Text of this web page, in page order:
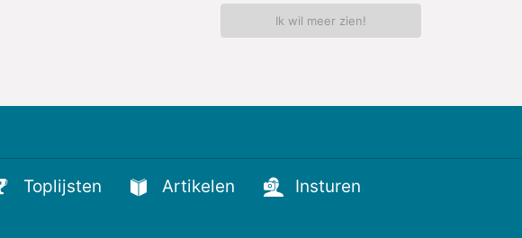
Ik wil meer zien!
Toplijsten Artikelen Insturen